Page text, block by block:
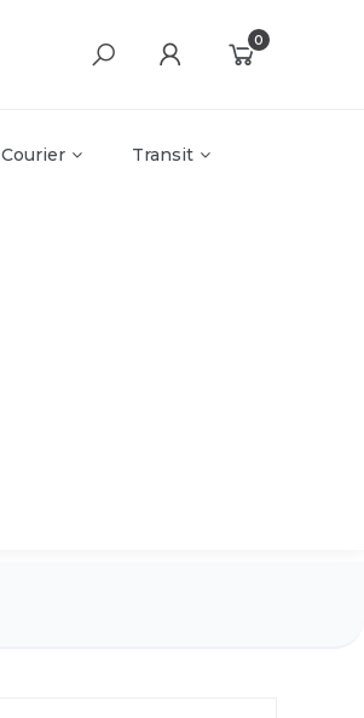
0
Courier Transit